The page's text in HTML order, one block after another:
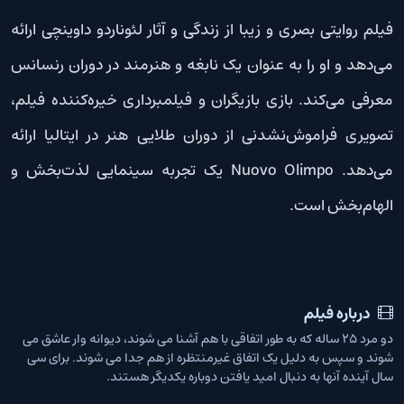
فیلم روایتی بصری و زیبا از زندگی و آثار لئوناردو داوینچی ارائه
می‌دهد و او را به عنوان یک نابغه و هنرمند در دوران رنسانس
معرفی می‌کند. بازی بازیگران و فیلمبرداری خیره‌کننده فیلم،
تصویری فراموش‌نشدنی از دوران طلایی هنر در ایتالیا ارائه
می‌دهد. Nuovo Olimpo یک تجربه سینمایی لذت‌بخش و
الهام‌بخش است.
درباره فیلم
دو مرد 25 ساله که به طور اتفاقی با هم آشنا می شوند، دیوانه وار عاشق می
شوند و سپس به دلیل یک اتفاق غیرمنتظره از هم جدا می شوند. برای سی
سال آینده آنها به دنبال امید یافتن دوباره یکدیگر هستند.